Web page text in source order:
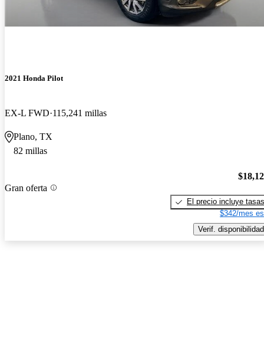
2021 Honda Pilot
EX-L FWD 115,241 millas
Plano, TX
82 millas
Gran oferta
El precio incluye tasas
$342/mes
Verif. disponibilidad